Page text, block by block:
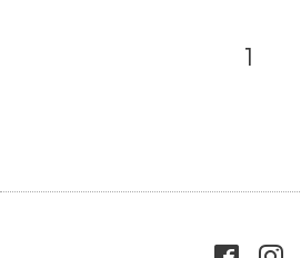
1